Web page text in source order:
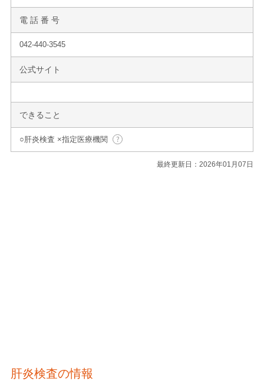
電 話 番 号
042-440-3545
公式サイト
できること
○肝炎検査 ×指定医療機関
最終更新日：2026年01月07日
肝炎検査の情報